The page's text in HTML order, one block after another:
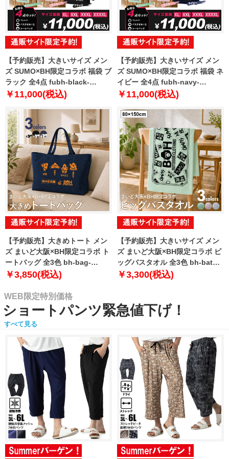
【予約販売】大きいサイズ メン
ズ SUMO×BH限定コラボ 福袋 ブ
ラック 全4点 fubh-black-
sumo999-b【10月下旬発送予
￥11,000(税込)
【予約販売】大きいサイズ メン
ズ SUMO×BH限定コラボ 福袋 ネ
イビー 全4点 fubh-navy-
sumo999-b【10月下旬発送予
￥11,000(税込)
【予約販売】大きめトート メン
ズ まいど大阪×BH限定コラボ ト
ートバッグ 全3色 bh-bag-
sumo999【10月下旬発送予定】
￥3,850(税込)
【予約販売】大きいサイズ メン
ズ まいど大阪×BH限定コラボ ビ
ッグバスタオル 全3色 bh-bath-
sumo999【10月下旬発送予定】
￥3,300(税込)
WEB限定特別価格
ショートパンツ緊急値下げ！
すべて見る